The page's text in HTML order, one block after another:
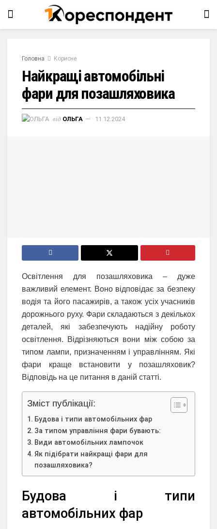
Головна Корисне
Найкращі автомобільні
фари для позашляховика
від ОЛЬГА 11.12.2024
Освітлення для позашляховика – дуже
важливий елемент. Воно відповідає за безпеку
водія та його пасажирів, а також усіх учасників
дорожнього руху. Фари складаються з декількох
деталей, які забезпечують надійну роботу
освітлення. Відрізняються вони між собою за
типом лампи, призначенням і управлінням. Які
фари краще встановити у позашляховик?
Відповідь на це питання в даній статті.
Зміст публікації:
Будова і типи автомобільних фар
За типом управління фари бувають:
Види автомобільних лампочок
Як підібрати найкращі фари для
позашляховика?
Будова і типи
автомобільних фар